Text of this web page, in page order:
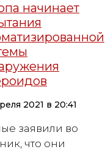
начинает
2021 в 20:41
заявили во
что они